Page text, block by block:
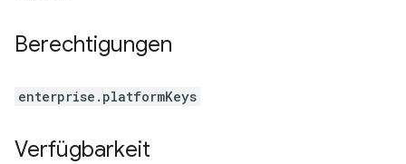
Berechtigungen
enterprise.platformKeys
Verfügbarkeit